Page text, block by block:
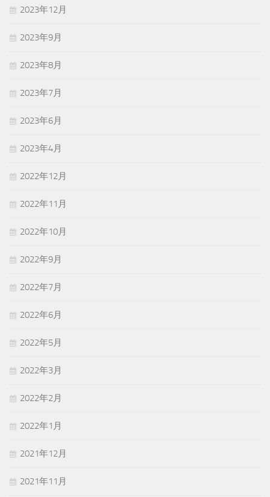
2023年12月
2023年9月
2023年8月
2023年7月
2023年6月
2023年4月
2022年12月
2022年11月
2022年10月
2022年9月
2022年7月
2022年6月
2022年5月
2022年3月
2022年2月
2022年1月
2021年12月
2021年11月